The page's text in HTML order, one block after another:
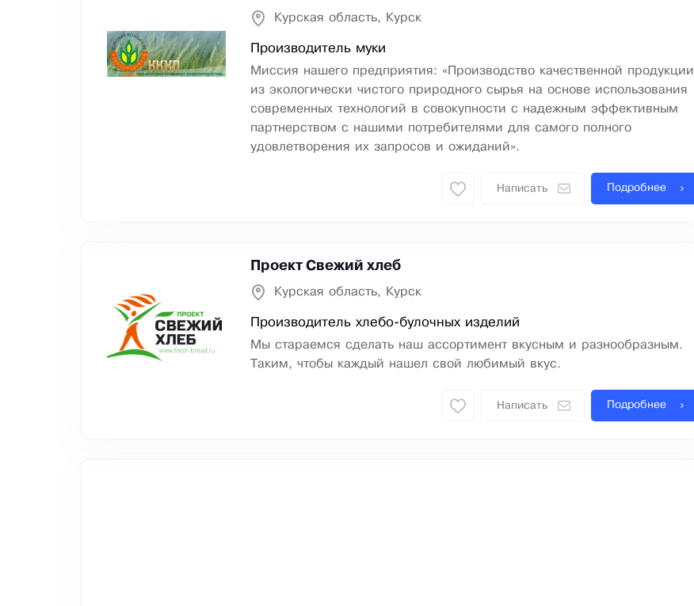
Курская область, Курск
Производитель муки
Миссия нашего предприятия: «Производство качественной продукции
из экологически чистого природного сырья на основе использования
современных технологий в совокупности с надежным эффективным
партнерством с нашими потребителями для самого полного
удовлетворения их запросов и ожиданий».
Написать Подробнее
Проект Свежий хлеб
Курская область, Курск
Производитель хлебо-булочных изделий
Мы стараемся сделать наш ассортимент вкусным и разнообразным.
Таким, чтобы каждый нашел свой любимый вкус.
Написать Подробнее